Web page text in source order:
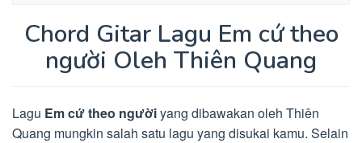
Chord Gitar Lagu Em cứ theo
người Oleh Thiên Quang
Lagu Em cứ theo ngườiyang dibawakan oleh Thiên
Quang mungkin salah satu lagu yang disukai kamu. Selain